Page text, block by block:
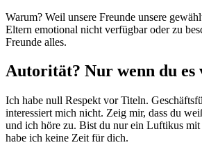
Warum? Weil unsere Freunde unsere
Eltern emotional nicht verfügbar oder zu
Freunde alles.
Autorität? Nur wenn du es
Ich habe null Respekt vor Titeln.
interessiert mich nicht. Zeig mir, dass du
und ich höre zu. Bist du nur ein Luftikus mit
habe ich keine Zeit für dich.